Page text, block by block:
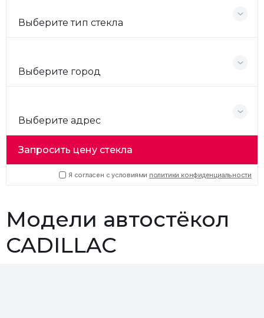
Выберите тип стекла
Выберите город
Выберите адрес
Запросить цену стекла
Я согласен с условиями политики конфиденциальности
Модели автостёкол
CADILLAC